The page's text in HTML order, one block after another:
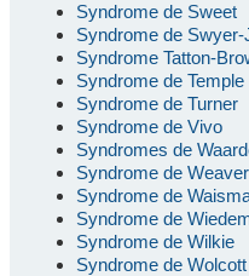
Syndrome de Sweet
Syndrome de
Syndrome Tatton-
Syndrome de Temple
Syndrome de Turner
Syndrome de Vivo
Syndromes de
Syndrome de Weaver
Syndrome de
Syndrome de
Syndrome de Wilkie
Syndrome de